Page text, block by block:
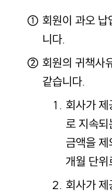
회원이 과오
니다.
회원의 귀책사
같습니다.
회사가
로 지속
금액을
개월 단
회사가